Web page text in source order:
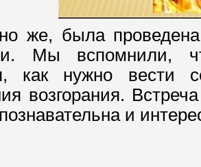
же, была
Мы вспомнили,
как нужно
возгорания.
и